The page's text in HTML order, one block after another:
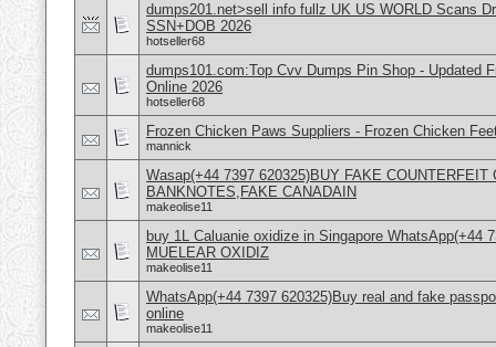
dumps201.net>sell info fullz UK US WORLD Scans
SSN+DOB 2026
hotseller68
dumps101.com:Top Cvv Dumps Pin Shop - Updated
Online 2026
hotseller68
Frozen Chicken Paws Suppliers - Frozen Chicken
mannick
Wasap(+44 7397 620325)BUY FAKE COUNTERFEIT
BANKNOTES,FAKE CANADAIN
makeolise11
buy 1L Caluanie oxidize in Singapore WhatsApp(+44
MUELEAR OXIDIZ
makeolise11
WhatsApp(+44 7397 620325)Buy real and fake
online
makeolise11